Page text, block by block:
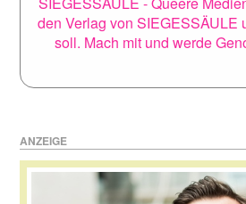
den Verlag von SIEGESSÄULE
soll. Mach mit und werde
ANZEIGE